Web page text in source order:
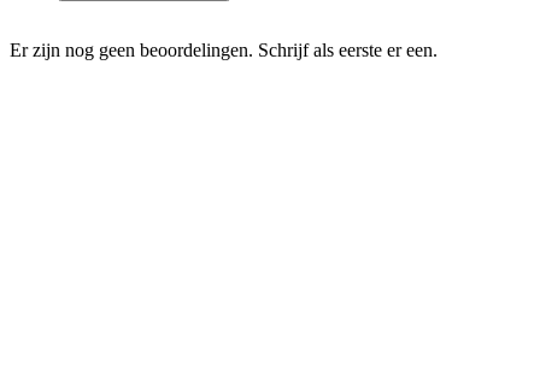
Er zijn nog geen beoordelingen. Schrijf als eerste er een.